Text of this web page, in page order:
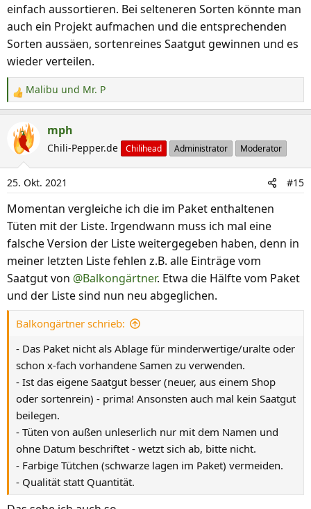
einfach aussortieren. Bei selteneren Sorten könnte man
auch ein Projekt aufmachen und die entsprechenden
Sorten aussäen, sortenreines Saatgut gewinnen und es
wieder verteilen.
R
e
a
k
i
o
n
n
:
Malibu und Mr. P
mph
Chili-Pepper.de Chilihead Administrator Moderator
25. Okt. 2021 #15
Momentan vergleiche ich die im Paket enthaltenen
Tüten mit der Liste. Irgendwann muss ich mal eine
falsche Version der Liste weitergegeben haben, denn in
meiner letzten Liste fehlen z.B. alle Einträge vom
Saatgut von @Balkongärtner. Etwa die Hälfte vom Paket
und der Liste sind nun neu abgeglichen.
Balkongärtner schrieb:
- Das Paket nicht als Ablage für minderwertige/uralte oder
schon x-fach vorhandene Samen zu verwenden.
- Ist das eigene Saatgut besser (neuer, aus einem Shop
oder sortenrein) - prima! Ansonsten auch mal kein Saatgut
beilegen.
- Tüten von außen unleserlich nur mit dem Namen und
ohne Datum beschriftet - wetzt sich ab, bitte nicht.
- Farbige Tütchen (schwarze lagen im Paket) vermeiden.
- Qualität statt Quantität.